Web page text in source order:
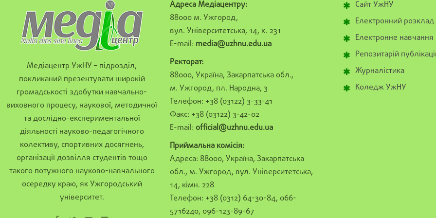
Медіацентр УжНУ – підрозділ,
покликаний презентувати широкій
громадськості здобутки навчально-
виховного процесу, наукової, методичної
та дослідно-експериментальної
діяльності науково-педагогічного
колективу, спортивних досягнень,
організації дозвілля студентів тощо
такого потужного науково-навчального
осередку краю, як Ужгородський
університет.
Адреса Медіацентру:
88000 м. Ужгород,
вул. Університетська, 14, к. 231
E-mail: media@uzhnu.edu.ua
Ректорат:
88000, Україна, Закарпатська обл.,
м. Ужгород, пл. Народна, 3
Телефон: +38 (03122) 3-33-41
Факс: +38 (03122) 3-42-02
E-mail: official@uzhnu.edu.ua
Приймальна комісія:
Адреса: 88000, Україна, Закарпатська
обл., м. Ужгород, вул. Університетська,
14, кімн. 228
Телефон: +38 (0312) 64-30-84, 066-
5716240, 096-123-89-67
Сайт УжНУ
Електронний розклад
Електронне навчання
Репозитарій
Журналістика
Коледж УжНУ